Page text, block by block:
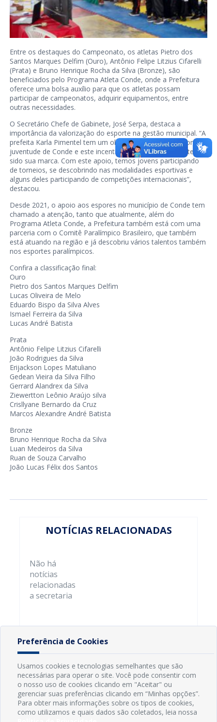
Entre os destaques do Campeonato, os atletas Pietro dos
Santos Marques Delfim (Ouro), Antônio Felipe Litzius Cifarelli
(Prata) e Bruno Henrique Rocha da Silva (Bronze), são
beneficiados pelo Programa Atleta Conde, onde a Prefeitura
oferece uma bolsa auxílio para que os atletas possam
participar de campeonatos, adquirir equipamentos, entre
outras necessidades.
O Secretário Chefe de Gabinete, José Serpa, destaca a
importância da valorização do esporte na gestão municipal. “A
prefeita Karla Pimentel tem um olhar muito cuidadoso com a
juventude de Conde e este incentivo aos jovens atletas, tem
sido sua marca. Com este apoio, temos jovens participando
de torneios, se descobrindo nas modalidades esportivas e
alguns deles participando de competições internacionais”,
destacou.
Desde 2021, o apoio aos espores no município de Conde tem
chamado a atenção, tanto que atualmente, além do
Programa Atleta Conde, a Prefeitura também está com uma
parceria com o Comitê Paralímpico Brasileiro, que também
está atuando na região e já descobriu vários talentos também
nos esportes paralímpicos.
Confira a classificação final:
Ouro
Pietro dos Santos Marques Delfim
Lucas Oliveira de Melo
Eduardo Bispo da Silva Alves
Ismael Ferreira da Silva
Lucas André Batista
Prata
Antônio Felipe Litzius Cifarelli
João Rodrigues da Silva
Erijackson Lopes Matuliano
Gedean Vieira da Silva Filho
Gerrard Alandrex da Silva
Ziewertton Leônio Araújo silva
Crisllyane Bernardo da Cruz
Marcos Alexandre André Batista
Bronze
Bruno Henrique Rocha da Silva
Luan Medeiros da Silva
Ruan de Souza Carvalho
João Lucas Félix dos Santos
NOTÍCIAS RELACIONADAS
Não há
notícias
relacionadas
a secretaria
Preferência de Cookies
Usamos cookies e tecnologias semelhantes que são
necessárias para operar o site. Você pode consentir com
o nosso uso de cookies clicando em "Aceitar" ou
gerenciar suas preferências clicando em “Minhas opções”.
Para obter mais informações sobre os tipos de cookies,
como utilizamos e quais dados são coletados, leia nossa